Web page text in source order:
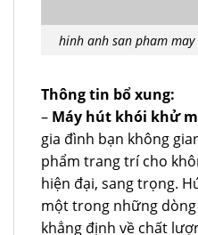
hinh anh san pham
Thông tin bổ xung:
– Máy hút khói khử
gia đình bạn không
phẩm trang trí cho
hiện đại, sang trọng.
một trong những
khẳng định về chất